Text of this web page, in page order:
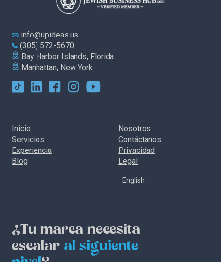
info@upideas.us
(305) 572-5670
Bay Harbor Islands, Florida
Manhattan, New York
Inicio
Servicios
Experiencia
Blog
Nosotros
Contáctanos
Privacidad
Legal
English
¿Tu marca necesita
escalar al siguiente